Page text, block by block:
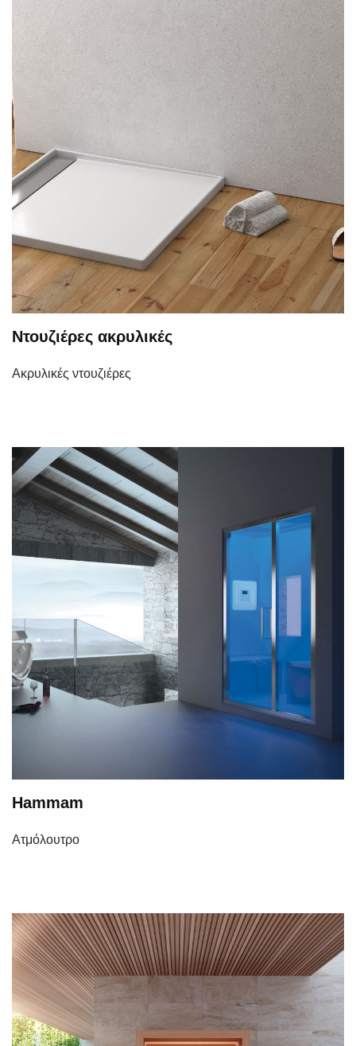
Ντουζιέρες ακρυλικές
Ακρυλικές ντουζιέρες
Hammam
Ατμόλουτρο